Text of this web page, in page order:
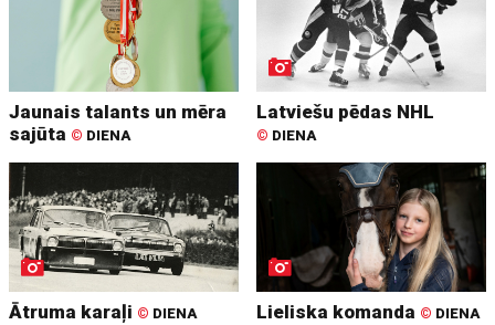
Jaunais talants un mēra
sajūta © DIENA
Latviešu pēdas NHL
© DIENA
Ātruma karaļi © DIENA Lieliska komanda © DIENA